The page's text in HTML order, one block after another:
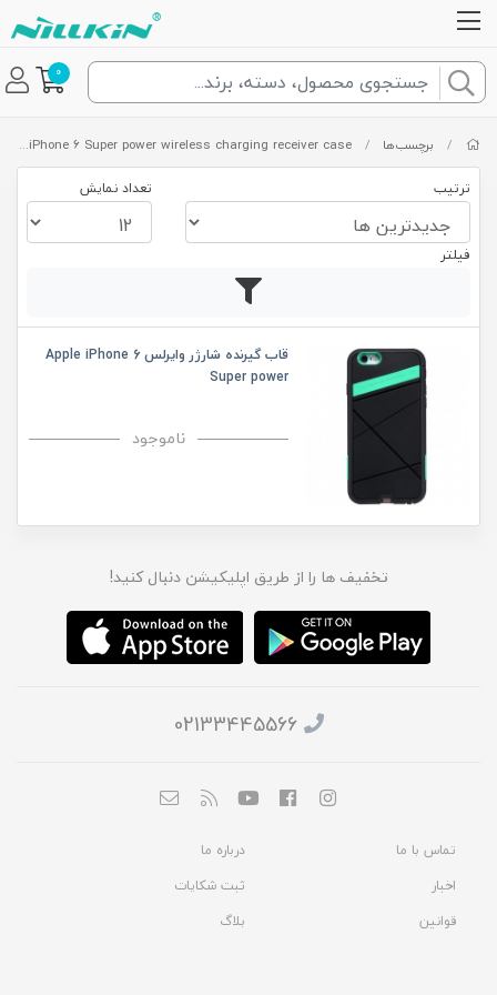
0
/ برچسب‌ها /
Apple iPhone 6 Super power wireless charging receiver case
ترتیب تعداد نمایش
فیلتر
قاب گیرنده شارژر وایرلس Apple iPhone 6
Super power
ناموجود
تخفیف ها را از طریق اپلیکیشن دنبال کنید!
02133445566
تماس با ما
درباره ما
اخبار
ثبت شکایات
قوانین
بلاگ